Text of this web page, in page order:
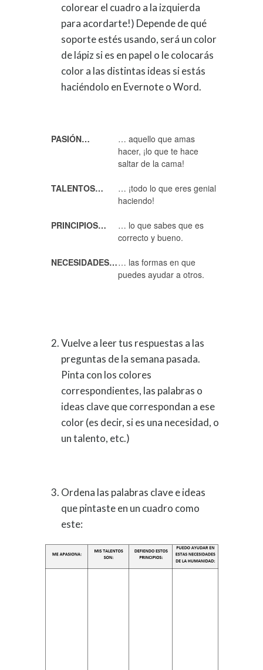
colorear el cuadro a la izquierda
para acordarte!) Depende de qué
soporte estés usando, será un color
de lápiz si es en papel o le colocarás
color a las distintas ideas si estás
haciéndolo en Evernote o Word.
PASIÓN…
… aquello que amas
hacer, ¡lo que te hace
saltar de la cama!
TALENTOS…
… ¡todo lo que eres genial
haciendo!
PRINCIPIOS…
… lo que sabes que es
correcto y bueno.
NECESIDADES…… las formas en que
puedes ayudar a otros.
Vuelve a leer tus respuestas a las
preguntas de la semana pasada.
Pinta con los colores
correspondientes, las palabras o
ideas clave que correspondan a ese
color (es decir, si es una necesidad, o
un talento, etc.)
Ordena las palabras clave e ideas
que pintaste en un cuadro como
este: